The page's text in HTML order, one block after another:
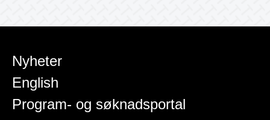
Nyheter
English
Program- og søknadsportal